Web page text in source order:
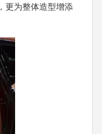
更为整体造型增添